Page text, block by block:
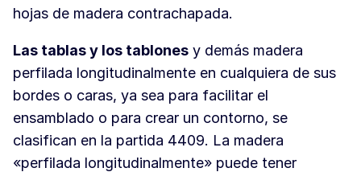
hojas de madera contrachapada.
Las tablas y los tablones y demás madera
perfilada longitudinalmente en cualquiera de sus
bordes o caras, ya sea para facilitar el
ensamblado o para crear un contorno, se
clasifican en la partida 4409. La madera
«perfilada longitudinalmente» puede tener